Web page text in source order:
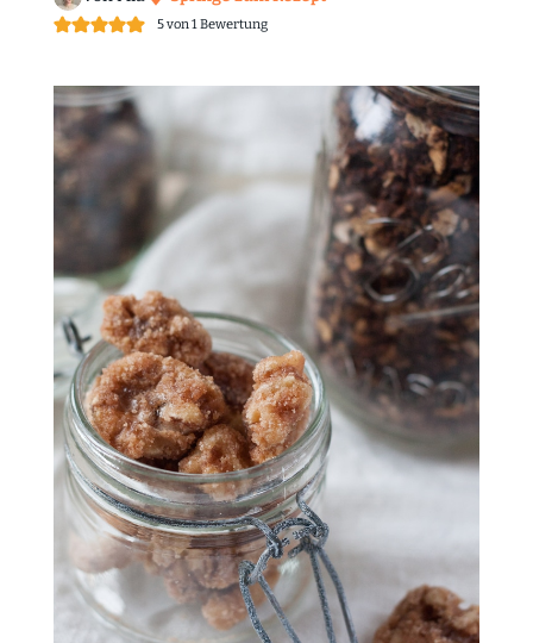
5von 1 Bewertung